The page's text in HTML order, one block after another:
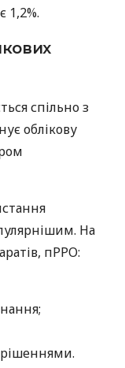
1,2%.
спільно з
облікову
На
пРРО:
рішеннями.